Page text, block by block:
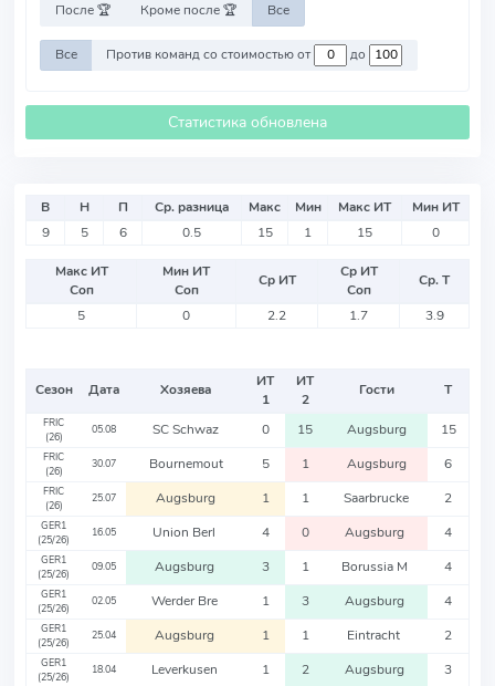
После 🏆 Кроме после 🏆 Все
Все Против команд со стоимостью от до
Статистика обновлена
В Н П Ср. разница Макс Мин Макс ИТ
Мин ИТ
9
5 6 0.5 15 1 15 0
Макс ИТ
Соп
Мин ИТ
Соп
Ср ИТ
Ср ИТ
Соп
Ср. Т
5
0 2.2 1.7 3.9
Сезон Дата Хозяева
ИТ
1
ИТ
2
Гости Т
FRIC
(26)
05.08 SC Schwaz 0 15 Augsburg 15
FRIC
(26)
30.07 Bournemout 5 1 Augsburg 6
FRIC
(26)
25.07 Augsburg 1 1 Saarbrucke 2
GER1
(25/26)
16.05 Union Berl 4 0 Augsburg 4
GER1
(25/26)
09.05 Augsburg 3 1 Borussia M 4
GER1
(25/26)
02.05 Werder Bre 1 3 Augsburg 4
GER1
(25/26)
25.04 Augsburg 1 1 Eintracht 2
GER1
(25/26)
18.04 Leverkusen 1 2 Augsburg 3